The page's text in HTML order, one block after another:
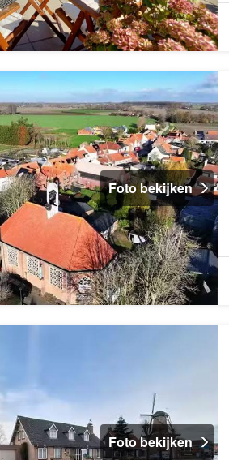
Foto bekijken
Foto bekijken